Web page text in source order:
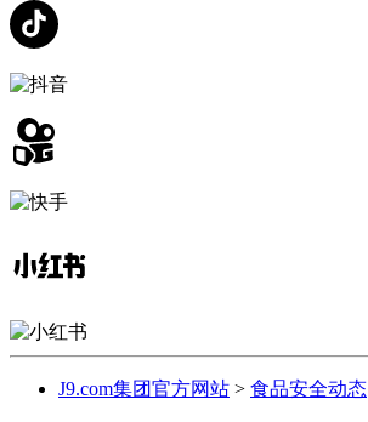
J9.com集团官方网站 > 食品安全动态